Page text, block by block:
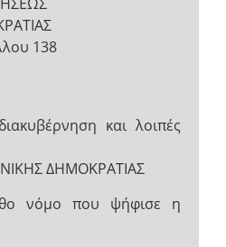
138
και λοιπές
ΔΗΜΟΚΡΑΤΙΑΣ
νόμο που ψήφισε η